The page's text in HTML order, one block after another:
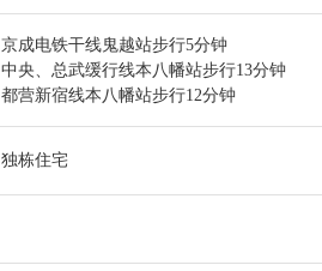
京成电铁干线鬼越站步行5分钟
中央、总武缓行线本八幡站步行13分钟
都营新宿线本八幡站步行12分钟
独栋住宅